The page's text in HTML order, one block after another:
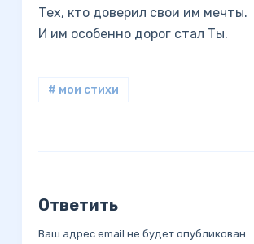
Тех, кто доверил свои им мечты.
И им особенно дорог стал Ты.
# мои стихи
Ответить
Ваш адрес email не будет опубликован.